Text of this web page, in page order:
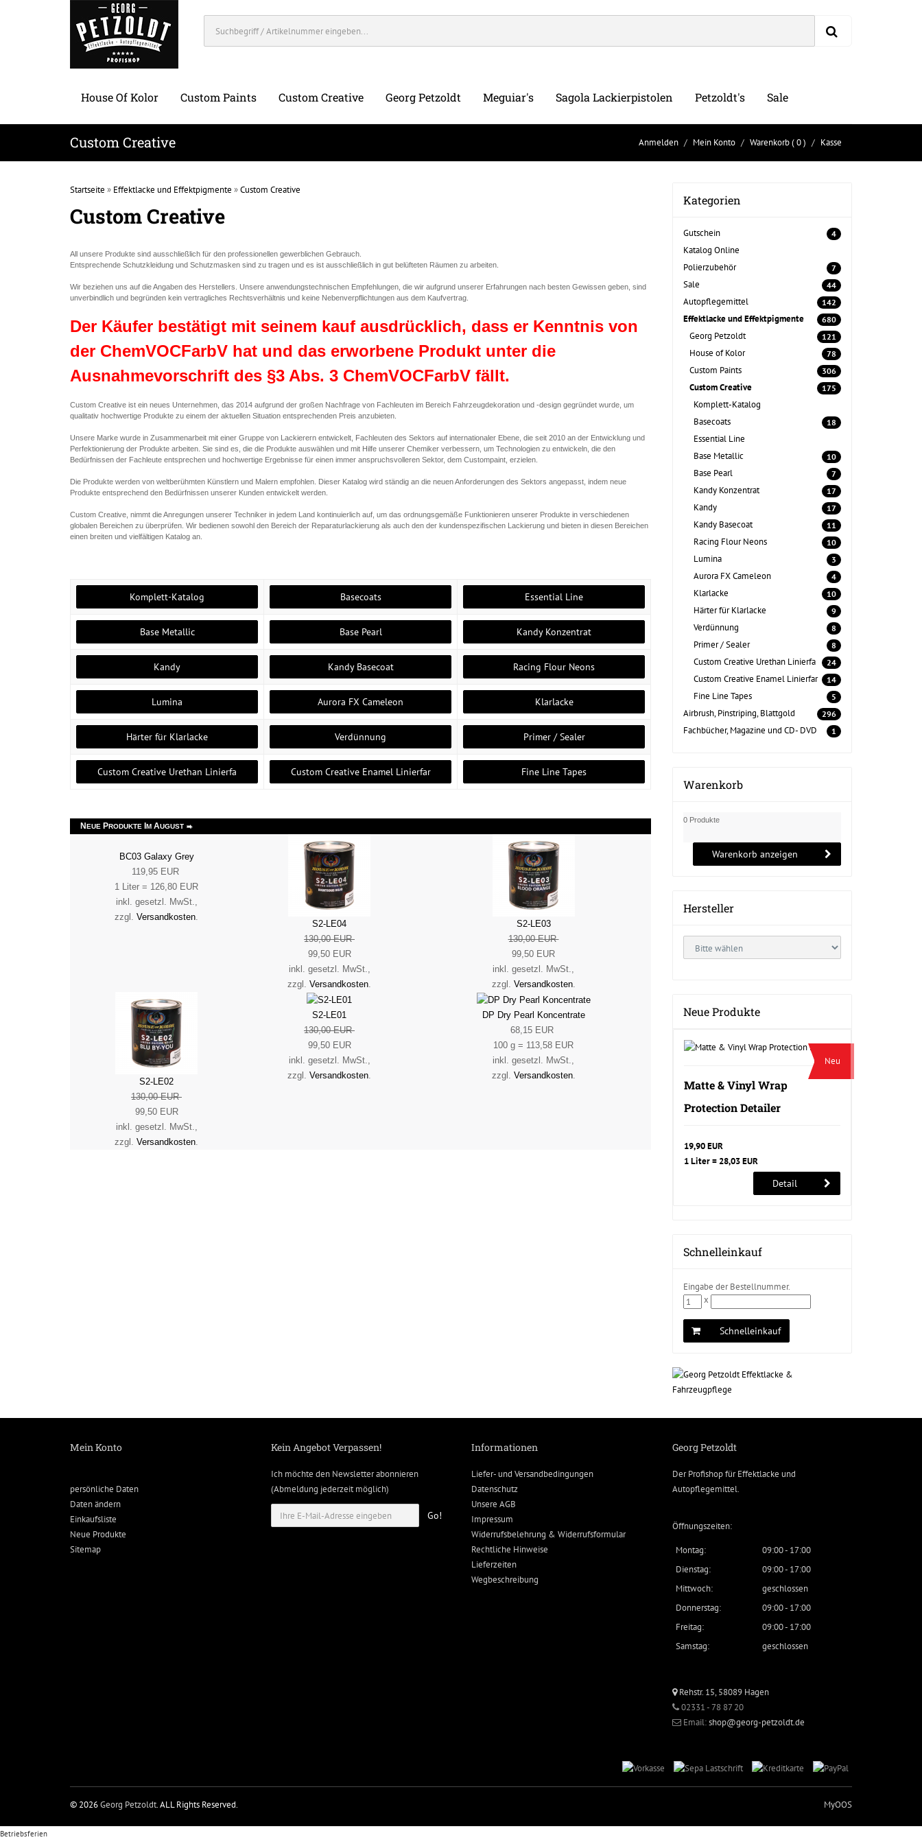
House Of Kolor Custom Paints Custom Creative Georg Petzoldt Meguiar's Sagola Lackierpistolen Petzoldt's Sale
Custom Creative Anmelden Mein Konto Warenkorb( 0 ) Kasse
Startseite » Effektlacke und Effektpigmente »Custom Creative
Custom Creative
All unsere Produkte sind ausschließlich für den professionellen gewerblichen Gebrauch.
Entsprechende Schutzkleidung und Schutzmasken sind zu tragen und es ist ausschließlich in gut belüfteten Räumen zu arbeiten.
Wir beziehen uns auf die Angaben des Herstellers. Unsere anwendungstechnischen Empfehlungen, die wir aufgrund unserer Erfahrungen nach besten Gewissen geben, sind
unverbindlich und begründen kein vertragliches Rechtsverhältnis und keine Nebenverpflichtungen aus dem Kaufvertrag.
Der Käufer bestätigt mit seinem kauf ausdrücklich, dass er Kenntnis von
der ChemVOCFarbV hat und das erworbene Produkt unter die
Ausnahmevorschrift des §3 Abs. 3 ChemVOCFarbV fällt.
Custom Creative ist ein neues Unternehmen, das 2014 aufgrund der großen Nachfrage von Fachleuten im Bereich Fahrzeugdekoration und -design gegründet wurde, um
qualitativ hochwertige Produkte zu einem der aktuellen Situation entsprechenden Preis anzubieten.
Unsere Marke wurde in Zusammenarbeit mit einer Gruppe von Lackierern entwickelt, Fachleuten des Sektors auf internationaler Ebene, die seit 2010 an der Entwicklung und
Perfektionierung der Produkte arbeiten. Sie sind es, die die Produkte auswählen und mit Hilfe unserer Chemiker verbessern, um Technologien zu entwickeln, die den
Bedürfnissen der Fachleute entsprechen und hochwertige Ergebnisse für einen immer anspruchsvolleren Sektor, dem Custompaint, erzielen.
Die Produkte werden von weltberühmten Künstlern und Malern empfohlen. Dieser Katalog wird ständig an die neuen Anforderungen des Sektors angepasst, indem neue
Produkte entsprechend den Bedürfnissen unserer Kunden entwickelt werden.
Custom Creative, nimmt die Anregungen unserer Techniker in jedem Land kontinuierlich auf, um das ordnungsgemäße Funktionieren unserer Produkte in verschiedenen
globalen Bereichen zu überprüfen. Wir bedienen sowohl den Bereich der Reparaturlackierung als auch den der kundenspezifischen Lackierung und bieten in diesen Bereichen
einen breiten und vielfältigen Katalog an.
Komplett-Katalog Basecoats Essential Line
Base Metallic Base Pearl Kandy Konzentrat
Kandy Kandy Basecoat Racing Flour Neons
Lumina Aurora FX Cameleon Klarlacke
Härter für Klarlacke Verdünnung Primer / Sealer
Custom Creative Urethan Linierfa Custom Creative Enamel Linierfar Fine Line Tapes
NEUE PRODUKTE M AUGUST
BC03 Galaxy Grey
119,95 EUR
1 Liter = 126,80 EUR
inkl. gesetzl. MwSt.,
zzgl. Versandkosten.
S2-LE04
130,00 EUR
99,50 EUR
inkl. gesetzl. MwSt.,
zzgl. Versandkosten.
S2-LE03
130,00 EUR
99,50 EUR
inkl. gesetzl. MwSt.,
zzgl. Versandkosten.
S2-LE02
130,00 EUR
99,50 EUR
inkl. gesetzl. MwSt.,
zzgl. Versandkosten.
S2-LE01
130,00 EUR
99,50 EUR
inkl. gesetzl. MwSt.,
zzgl. Versandkosten
DP Dry Pearl Koncentrate
68,15 EUR
100 g = 113,58 EUR
inkl. gesetzl. MwSt.,
zzgl. Versandkosten.
Kategorien
Gutschein 4
Katalog Online
Polierzubehör
7
Sale 44
Autopflegemittel 142
Effektlacke und Effektpigmente 680
Georg Petzoldt 121
House of Kolor 78
Custom Paints 306
Custom Creative 175
Komplett-Katalog
Basecoats
18
Essential Line
Base Metallic
10
Base Pearl 7
Kandy Konzentrat 17
Kandy 17
Kandy Basecoat 11
Racing Flour Neons 10
Lumina 3
Aurora FX Cameleon 4
Klarlacke 10
Härter für Klarlacke 9
Verdünnung 8
Primer / Sealer 8
Custom Creative Urethan Linierfa 24
Custom Creative Enamel Linierfar 14
Fine Line Tapes 5
Airbrush, Pinstriping, Blattgold 296
Fachbücher, Magazine und CD- DVD 1
Warenkorb
0 Produkte
Warenkorb anzeigen
Hersteller
Neue Produkte
Neu
Matte & Vinyl Wrap
Protection Detailer
19,90 EUR
1 Liter = 28,03 EUR
Detail
Schnelleinkauf
Eingabe der Bestellnummer.
x
Schnelleinkauf
Mein Konto
persönliche Daten
Daten ändern
Einkaufsliste
Neue Produkte
Sitemap
Kein Angebot Verpassen!
Ich möchte den Newsletter abonnieren
(Abmeldung jederzeit möglich)
Go!
Informationen
Liefer- und Versandbedingungen
Datenschutz
Unsere AGB
Impressum
Widerrufsbelehrung & Widerrufsformular
Rechtliche Hinweise
Lieferzeiten
Wegbeschreibung
Georg Petzoldt
Der Profishop fürEffektlacke und
Autopflegemittel.
Öffnungszeiten:
Montag:
09:00 - 17:00
Dienstag:
09:00 - 17:00
Mittwoch:
geschlossen
Donnerstag:
09:00 - 17:00
Freitag:
09:00 - 17:00
Samstag:
geschlossen
Rehstr. 15, 58089 Hagen
02331 - 78 87 20
Email:shop@georg-petzoldt.de
© 2026Georg Petzoldt. ALL Rights Reserved. MyOOS
Betriebsferien